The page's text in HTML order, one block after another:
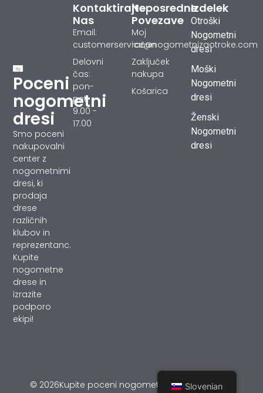
Poceni
nogometni
dresi
Smo poceni
nakupovalni
center z
nogometnimi
dresi, ki
prodaja
drese
različnih
klubov in
reprezentanc.
Kupite
nogometne
drese in
izrazite
podporo
ekipi!
Izdelek
Otroški
Nogometni
dresi
Moški
Nogometni
dresi
Ženski
Nogometni
dresi
Neposredne
Povezave
Moj
račun
Zaključek
nakupa
Košarica
Kontaktirajte
Nas
Email:
customerservice@nogometnizaotroke.com
Delovni
čas:
pon-
pet
9.00 -
17.00
© 2026Kupite poceni nogometni dresi – podpira
Slovenian